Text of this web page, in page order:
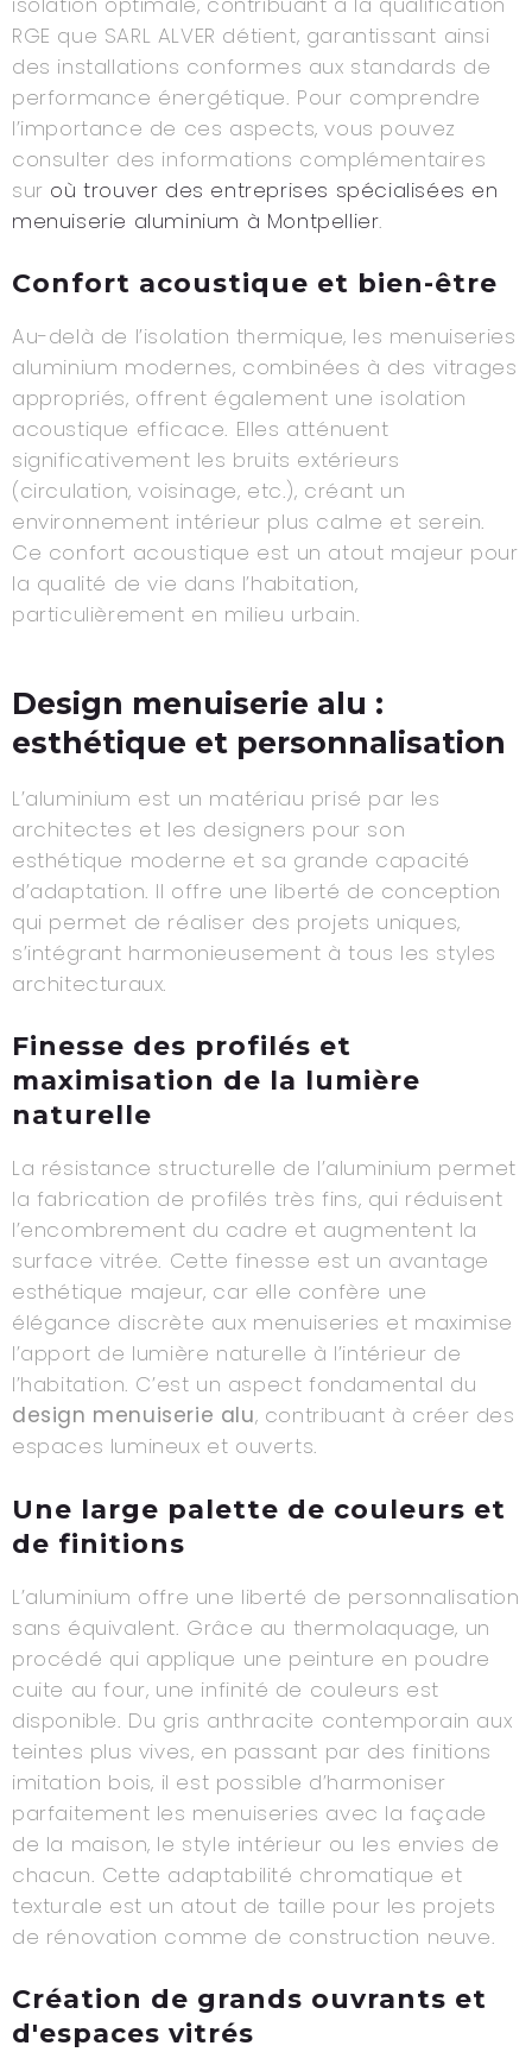
RGE que SARL ALVER détient, garantissant ainsi
des installations conformes aux standards de
performance énergétique. Pour comprendre
l’importance de ces aspects, vous pouvez
consulter des informations complémentaires
sur où trouver des entreprises spécialisées en
menuiserie aluminium à Montpellier.
Confort acoustique et bien-être
Au-delà de l’isolation thermique, les menuiseries
aluminium modernes, combinées à des vitrages
appropriés, offrent également une isolation
acoustique efficace. Elles atténuent
significativement les bruits extérieurs
(circulation, voisinage, etc.), créant un
environnement intérieur plus calme et serein.
Ce confort acoustique est un atout majeur pour
la qualité de vie dans l’habitation,
particulièrement en milieu urbain.
Design menuiserie alu :
esthétique et personnalisation
L’aluminium est un matériau prisé par les
architectes et les designers pour son
esthétique moderne et sa grande capacité
d’adaptation. Il offre une liberté de conception
qui permet de réaliser des projets uniques,
s’intégrant harmonieusement à tous les styles
architecturaux.
Finesse des profilés et
maximisation de la lumière
naturelle
La résistance structurelle de l’aluminium permet
la fabrication de profilés très fins, qui réduisent
l’encombrement du cadre et augmentent la
surface vitrée. Cette finesse est un avantage
esthétique majeur, car elle confère une
élégance discrète aux menuiseries et maximise
l’apport de lumière naturelle à l’intérieur de
l’habitation. C’est un aspect fondamental du
design menuiserie alu, contribuant à créer des
espaces lumineux et ouverts.
Une large palette de couleurs et
de finitions
L’aluminium offre une liberté de personnalisation
sans équivalent. Grâce au thermolaquage, un
procédé qui applique une peinture en poudre
cuite au four, une infinité de couleurs est
disponible. Du gris anthracite contemporain aux
teintes plus vives, en passant par des finitions
imitation bois, il est possible d’harmoniser
parfaitement les menuiseries avec la façade
de la maison, le style intérieur ou les envies de
chacun. Cette adaptabilité chromatique et
texturale est un atout de taille pour les projets
de rénovation comme de construction neuve.
Création de grands ouvrants et
d'espaces vitrés